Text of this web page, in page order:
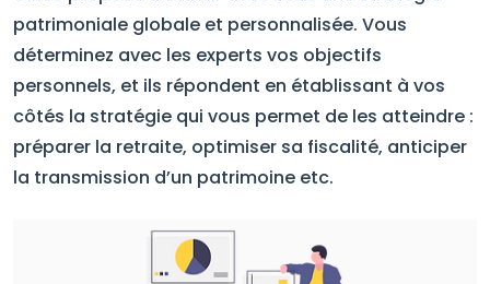
patrimoniale globale et personnalisée. Vous
déterminez avec les experts vos objectifs
personnels, et ils répondent en établissant à vos
côtés la stratégie qui vous permet de les atteindre :
préparer la retraite, optimiser sa fiscalité, anticiper
la transmission d’un patrimoine etc.